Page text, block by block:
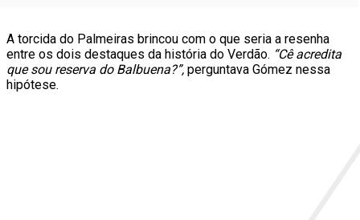
A torcida do Palmeiras brincou com o que seria a resenha
entre os dois destaques da história do Verdão. “Cê acredita
que sou reserva do Balbuena?”, perguntava Gómez nessa
hipótese.